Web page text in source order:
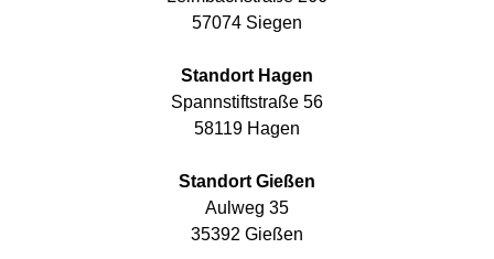
57074 Siegen
Standort Hagen
Spannstiftstraße 56
58119 Hagen
Standort Gießen
Aulweg 35
35392 Gießen